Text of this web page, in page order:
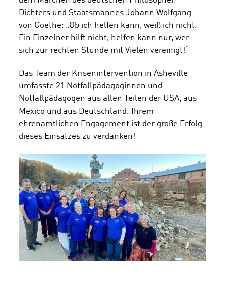
Dichters und Staatsmannes Johann Wolfgang
von Goethe: „Ob ich helfen kann, weiß ich nicht.
Ein Einzelner hilft nicht, helfen kann nur, wer
sich zur rechten Stunde mit Vielen vereinigt!“
Das Team der Krisenintervention in Asheville
umfasste 21 Notfallpädagoginnen und
Notfallpädagogen aus allen Teilen der USA, aus
Mexico und aus Deutschland. Ihrem
ehrenamtlichen Engagement ist der große Erfolg
dieses Einsatzes zu verdanken!